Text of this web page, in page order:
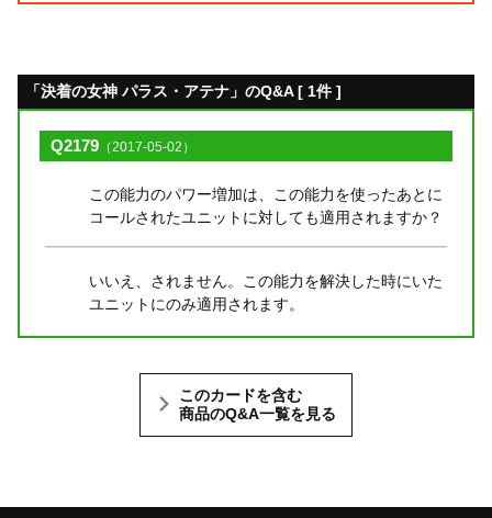
「決着の女神 パラス・アテナ」のQ&A [ 1件 ]
Q2179 （2017-05-02）
この能力のパワー増加は、この能力を使ったあとに
コールされたユニットに対しても適用されますか？
いいえ、されません。この能力を解決した時にいた
ユニットにのみ適用されます。
このカードを含む
商品のQ&A一覧を見る